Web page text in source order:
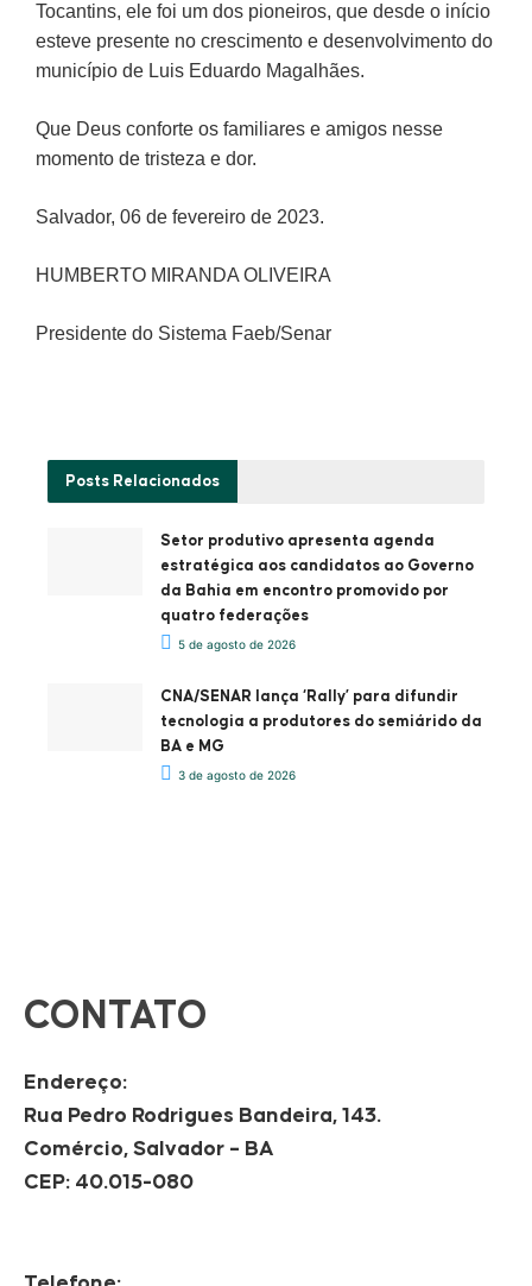
Tocantins, ele foi um dos pioneiros, que desde o início
esteve presente no crescimento e desenvolvimento do
município de Luis Eduardo Magalhães.
Que Deus conforte os familiares e amigos nesse
momento de tristeza e dor.
Salvador, 06 de fevereiro de 2023.
HUMBERTO MIRANDA OLIVEIRA
Presidente do Sistema Faeb/Senar
Posts Relacionados
Setor produtivo apresenta agenda
estratégica aos candidatos ao Governo
da Bahia em encontro promovido por
quatro federações
5 de agosto de 2026
CNA/SENAR lança ‘Rally’ para difundir
tecnologia a produtores do semiárido da
BA e MG
3 de agosto de 2026
CONTATO
Endereço:
Rua Pedro Rodrigues Bandeira, 143.
Comércio, Salvador – BA
CEP: 40.015-080